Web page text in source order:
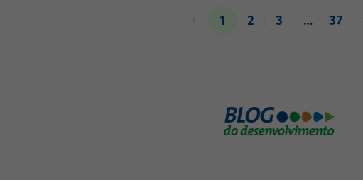
construção de matrizes de insumo-produto
1 2 3 … 37